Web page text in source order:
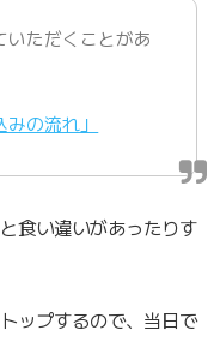
ただくことがあ
の流れ」
食い違いがあったりす
ップするので、当日で